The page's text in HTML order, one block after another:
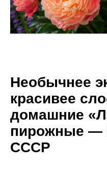
Необычнее
красивее
домашние
пирожные —
СССР